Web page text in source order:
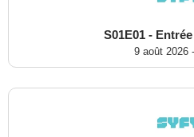
S01E01 -
9 août 2026